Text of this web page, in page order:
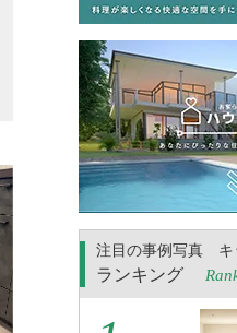
注目の事例写真 キ
ランキング